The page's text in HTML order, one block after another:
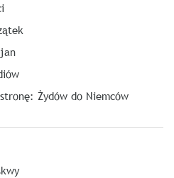
Żydów do Niemców